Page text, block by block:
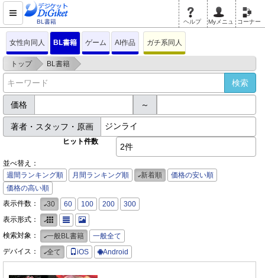
BL書籍 ヘルプ Myメニュ コーナー
女性向同人 BL書籍 ゲーム AI作品 ガチ系同人
トップ > BL書籍 >
価格 ～
著者・スタッフ・原画
ヒット件数
2件
並べ替え：
週間ランキング順
月間ランキング順 新着順
価格の安い順
価格の高い順
表示件数：
30 60 100 200
300
表示形式：
検索対象：
一般BL書籍
一般全て
デバイス：
全て iOS Android